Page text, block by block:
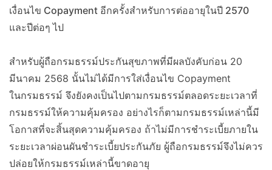
เงื่อนไข Copayment อีกครั้งสำหรับการต่ออายุในปี 2570
และปีต่อๆ ไป
สำหรับผู้ถือกรมธรรม์ประกันสุขภาพที่มีผลบังคับก่อน 20
มีนาคม 2568 นั้นไม่ได้มีการใส่เงื่อนไข Copayment
ในกรมธรรม์ จึงยังคงเป็นไปตามกรมธรรม์ตลอดระยะเวลาที่
กรมธรรม์ให้ความคุ้มครอง อย่างไรก็ตามกรมธรรม์เหล่านี้มี
โอกาสที่จะสิ้นสุดความคุ้มครอง ถ้าไม่มีการชำระเบี้ยภายใน
ระยะเวลาผ่อนผันชำระเบี้ยประกันภัย ผู้ถือกรมธรรม์จึงไม่ควร
ปล่อยให้กรมธรรม์เหล่านี้ขาดอายุ